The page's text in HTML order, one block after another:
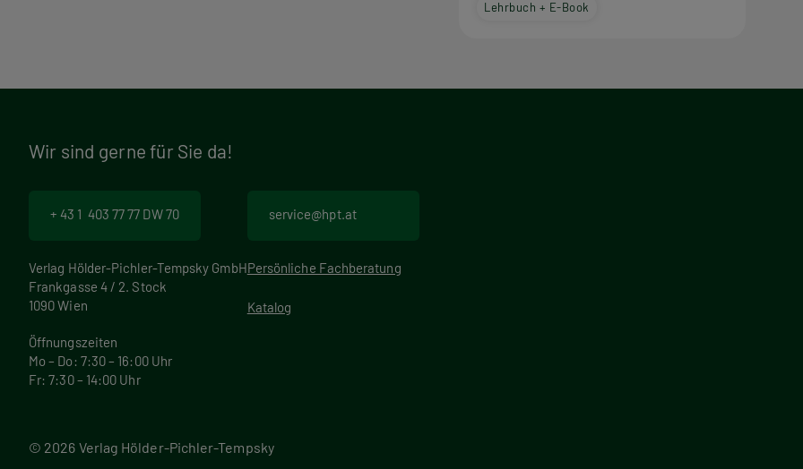
Lehrbuch + E-Book
Wir sind gerne für Sie da!
+ 43 1 403 77 77 DW 70
Verlag Hölder-Pichler-Tempsky GmbH
Frankgasse 4 / 2. Stock
1090 Wien
Öffnungszeiten
Mo – Do: 7:30 – 16:00 Uhr
Fr: 7:30 – 14:00 Uhr
service@hpt.at
Persönliche Fachberatung
Katalog
© 2026 Verlag Hölder-Pichler-Tempsky